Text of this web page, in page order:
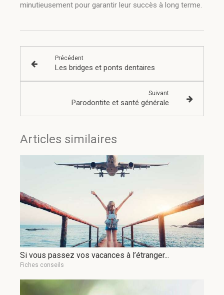
minutieusement pour garantir leur succès à long terme.
Précédent
Les bridges et ponts dentaires
Suivant
Parodontite et santé générale
Articles similaires
Si vous passez vos vacances à l’étranger...
Fiches conseils